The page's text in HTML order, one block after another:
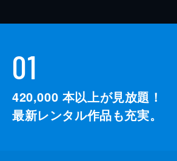
01
420,000 本以上が見放題！
最新レンタル作品も充実。